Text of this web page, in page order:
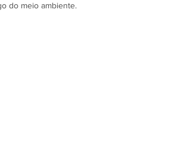
do meio ambiente.